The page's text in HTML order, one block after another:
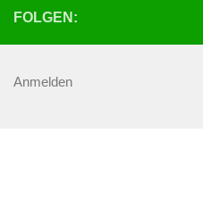
FOLGEN:
Anmelden